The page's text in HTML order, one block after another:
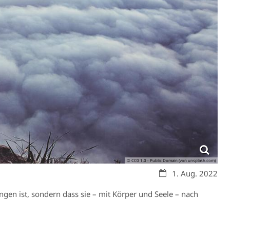
© CC0 1.0 - Public Domain (von unsplash.com)
Datum:1. Aug. 2022
ist, sondern dass sie – mit Körper und Seele – nach